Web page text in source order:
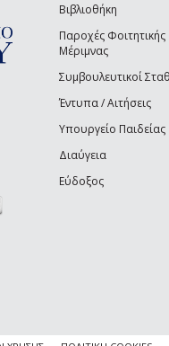
sends e-mail)
Βιβλιοθήκη
Παροχές Φοιτητικής
Μέριμνας
Συμβουλευτικοί
Έντυπα / Αιτήσεις
Υπουργείο Παιδείας
Διαύγεια
Εύδοξος